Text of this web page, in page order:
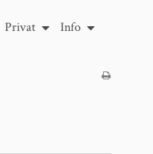
Privat Info